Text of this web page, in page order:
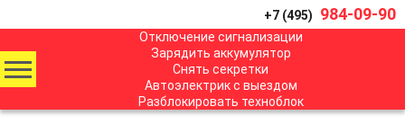
+7 (495) 984-09-90
Отключение сигнализации
Зарядить аккумулятор
Снять секретки
Автоэлектрик с выездом
Разблокировать техноблок